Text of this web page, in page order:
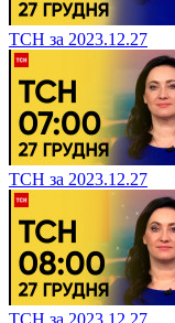
ТСН за 2023.12.27
ТСН за 2023.12.27
ТСН за 2023.12.27